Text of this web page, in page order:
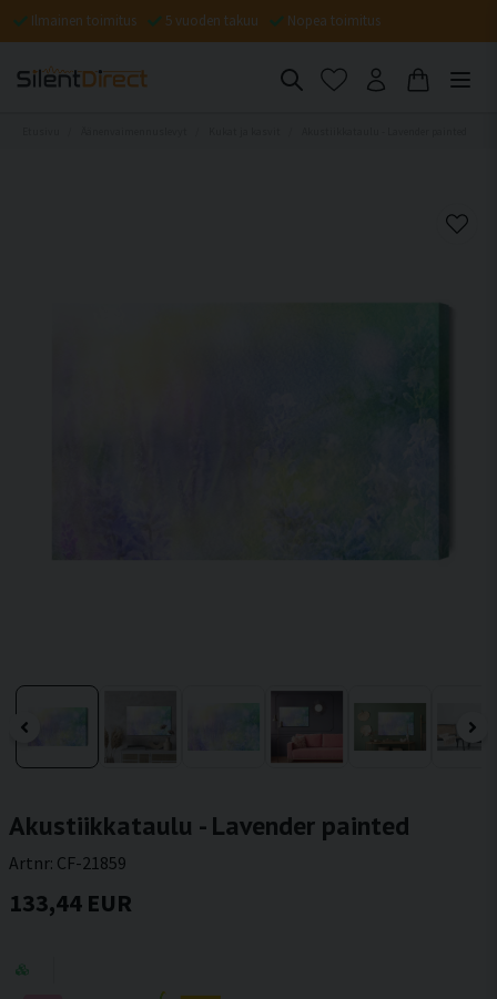
Ilmainen toimitus 5 vuoden takuu Nopea toimitus
Akustiikkataulu - Lavender painted
Artnr: CF-21859
133,44 EUR